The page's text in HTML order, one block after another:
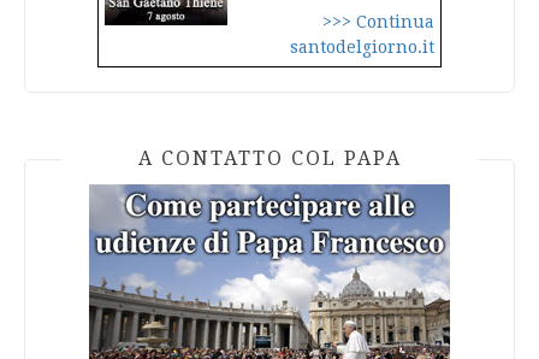
>>> Continua
santodelgiorno.it
A CONTATTO COL PAPA